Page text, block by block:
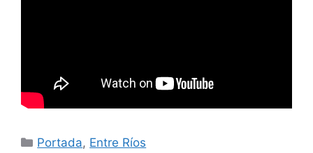
Categorías
Portada, Entre Ríos